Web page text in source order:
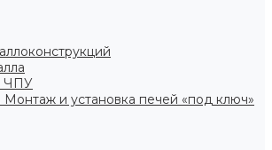
ЧПУ
и установка печей «под ключ»